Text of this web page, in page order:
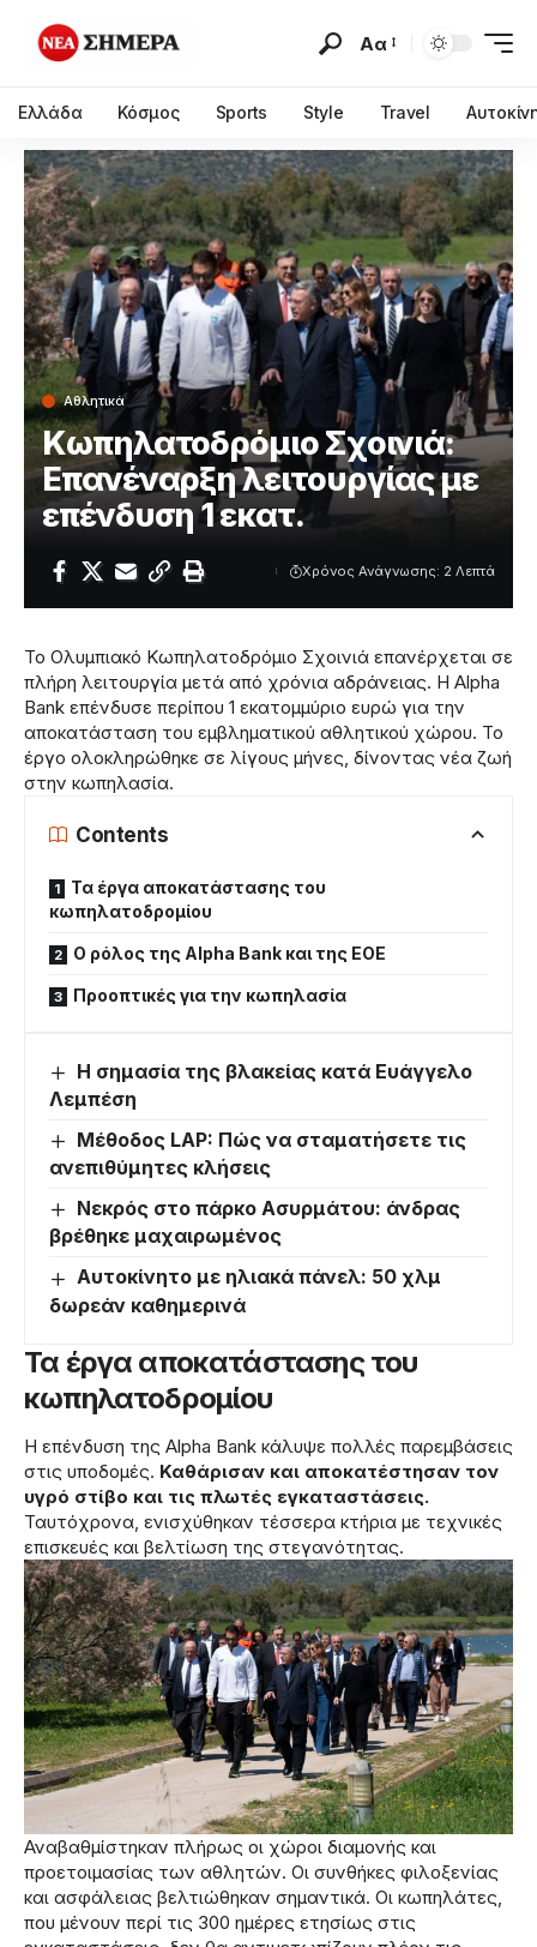
Αα
Ελλάδα Κόσμος Sports Style Travel
Αθλητικά
Κωπηλατοδρόμιο Σχοινιά:
Επανέναρξη λειτουργίας με
επένδυση 1 εκατ.
Χρόνος Ανάγνωσης: 2 Λεπτά
Το Ολυμπιακό Κωπηλατοδρόμιο Σχοινιά επανέρχεται σε
πλήρη λειτουργία μετά από χρόνια αδράνειας. Η Alpha
Bank επένδυσε περίπου 1 εκατομμύριο ευρώ για την
αποκατάσταση του εμβληματικού αθλητικού χώρου. Το
έργο ολοκληρώθηκε σε λίγους μήνες, δίνοντας νέα ζωή
στην κωπηλασία.
Contents
Τα έργα αποκατάστασης του
κωπηλατοδρομίου
Ο ρόλος της Alpha Bank και της ΕΟΕ
Προοπτικές για την κωπηλασία
Η σημασία της βλακείας κατά Ευάγγελο
Λεμπέση
Μέθοδος LAP: Πώς να σταματήσετε τις
ανεπιθύμητες κλήσεις
Νεκρός στο πάρκο Ασυρμάτου: άνδρας
βρέθηκε μαχαιρωμένος
Αυτοκίνητο με ηλιακά πάνελ: 50 χλμ
δωρεάν καθημερινά
Τα έργα αποκατάστασης του
κωπηλατοδρομίου
Η επένδυση της Alpha Bank κάλυψε πολλές παρεμβάσεις
στις υποδομές. Καθάρισαν και αποκατέστησαν τον
υγρό στίβο και τις πλωτές εγκαταστάσεις.
Ταυτόχρονα, ενισχύθηκαν τέσσερα κτήρια με τεχνικές
επισκευές και βελτίωση της στεγανότητας.
Αναβαθμίστηκαν πλήρως οι χώροι διαμονής και
προετοιμασίας των αθλητών. Οι συνθήκες φιλοξενίας
και ασφάλειας βελτιώθηκαν σημαντικά. Οι κωπηλάτες,
που μένουν περί τις 300 ημέρες ετησίως στις